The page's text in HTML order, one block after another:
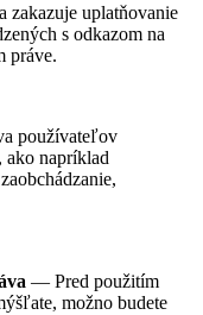
uplatňovanie
s odkazom na
práve.
používateľov
ako napríklad
— Pred použitím
možno budete